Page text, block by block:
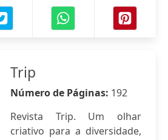
Trip
Número de Páginas: 192
Revista Trip. Um olhar
criativo para a diversidade,